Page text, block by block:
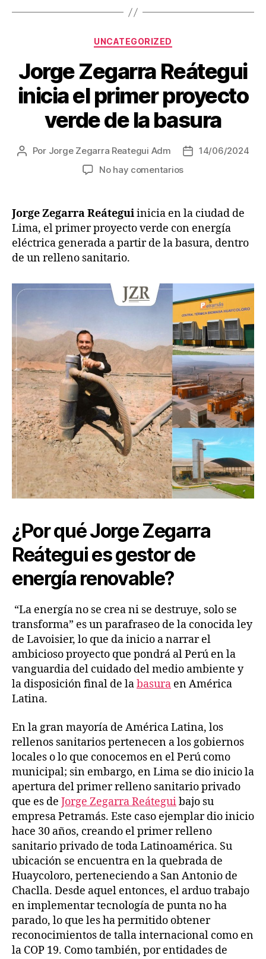
Categorías
UNCATEGORIZED
Jorge Zegarra Reátegui
inicia el primer proyecto
verde de la basura
Autor
Por Jorge Zegarra Reategui Adm
Fecha14/06/2024
No hay comentariosen
Reátegui
el
primer
de
la
basura
Jorge Zegarra Reáteguiinicia en la ciudad de
Lima, el primer proyecto verde con energía
eléctrica generada a partir de la basura, dentro
de un relleno sanitario.
¿Por qué Jorge Zegarra
Reátegui es gestor de
energía renovable?
“La energía no se crea ni se destruye, solo se
transforma” es un parafraseo de la conocida ley
de Lavoisier, lo que da inicio a narrar el
ambicioso proyecto que pondrá al Perú en la
vanguardia del cuidado del medio ambiente y
la disposición final de labasura en América
Latina.
En la gran mayoría de América Latina, los
rellenos sanitarios pertenecen a los gobiernos
locales o lo que conocemos en el Perú como
municipal; sin embargo, en Lima se dio inicio la
apertura del primer relleno sanitario privado
que es de Jorge Zegarra Reáteguibajo su
empresa Petramás. Este caso ejemplar dio inicio
hace 30 años, creando el primer relleno
sanitario privado de toda Latinoamérica. Su
ubicación se encuentra en la quebrada de
Huaycoloro, perteneciendo a San Antonio de
Chaclla. Desde aquel entonces, el arduo trabajo
en implementar tecnología de punta no ha
parado, lo que les ha permitido obtener
reconocimientos de talla internacional como en
la COP 19. Como también, por entidades de